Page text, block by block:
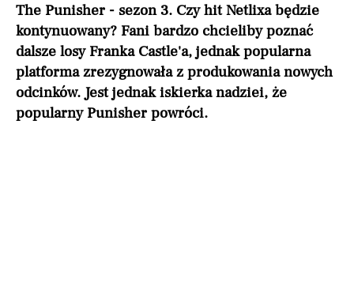
The Punisher - sezon 3. Czy hit Netlixa będzie
kontynuowany? Fani bardzo chcieliby poznać
dalsze losy Franka Castle'a, jednak popularna
platforma zrezygnowała z produkowania nowych
odcinków. Jest jednak iskierka nadziei, że
popularny Punisher powróci.